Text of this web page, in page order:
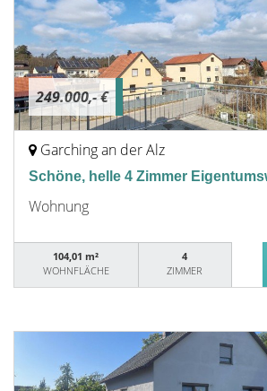
249.000,- €
Garching an der Alz
Schöne, helle 4 Zimmer
Wohnung
104,01 m²
WOHNFLÄCHE
4
ZIMMER